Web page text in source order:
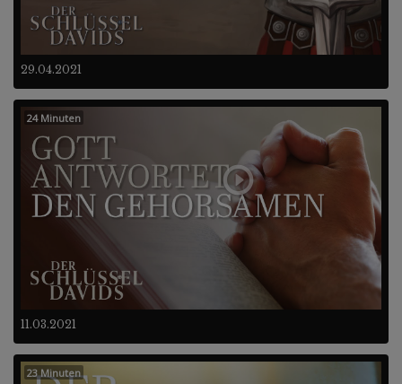
29.04.2021
11.03.2021
24 Minuten
23 Minuten